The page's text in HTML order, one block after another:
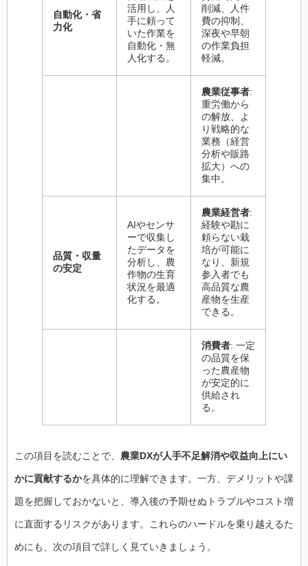
自動化・省
力化
活用し、人
手に頼って
いた作業を
自動化・無
人化する。
削減、人件
費の抑制、
深夜や早朝
の作業負担
軽減。
農業従事者:
重労働から
の解放、よ
り戦略的な
業務（経営
分析や販路
拡大）への
集中。
品質・収量
の安定
AIやセンサ
ーで収集し
たデータを
分析し、農
作物の生育
状況を最適
化する。
農業経営者:
経験や勘に
頼らない栽
培が可能に
なり、新規
参入者でも
高品質な農
産物を生産
できる。
消費者: 一定
の品質を保
った農産物
が安定的に
供給され
る。
この項目を読むことで、 農業DXが人手不足解消や収益向上にい
かに貢献するかを具体的に理解できます。一方、デメリットや課
題を把握しておかないと、導入後の予期せぬトラブルやコスト増
に直面するリスクがあります。これらのハードルを乗り越えるた
めにも、次の項目で詳しく見ていきましょう。